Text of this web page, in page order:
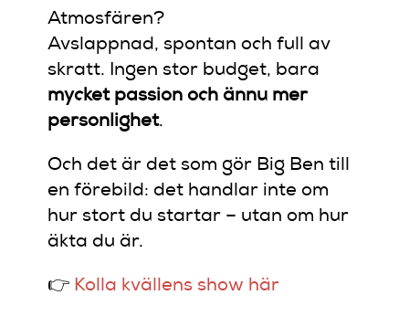
Atmosfären?
Avslappnad, spontan och full av
skratt. Ingen stor budget, bara
mycket passion och ännu mer
personlighet.
Och det är det som gör Big Ben till
en förebild: det handlar inte om
hur stort du startar – utan om hur
äkta du är.
👉 Kolla kvällens show här